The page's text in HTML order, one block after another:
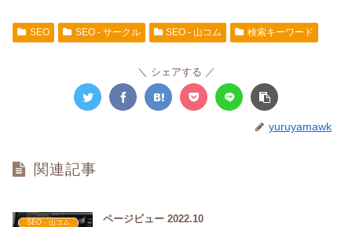
SEO SEO - サークル SEO - 山コム 検索キーワード
シェアする
yuruyamawk
関連記事
SEO - 山コム ページビュー 2022.10